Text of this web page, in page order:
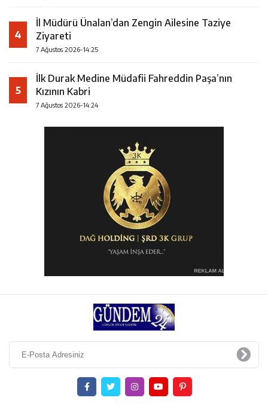
4
İl Müdürü Ünalan’dan Zengin Ailesine Taziye
Ziyareti
7 Ağustos 2026-14:25
5
İlk Durak Medine Müdafii Fahreddin Paşa’nın
Kızının Kabri
7 Ağustos 2026-14:24